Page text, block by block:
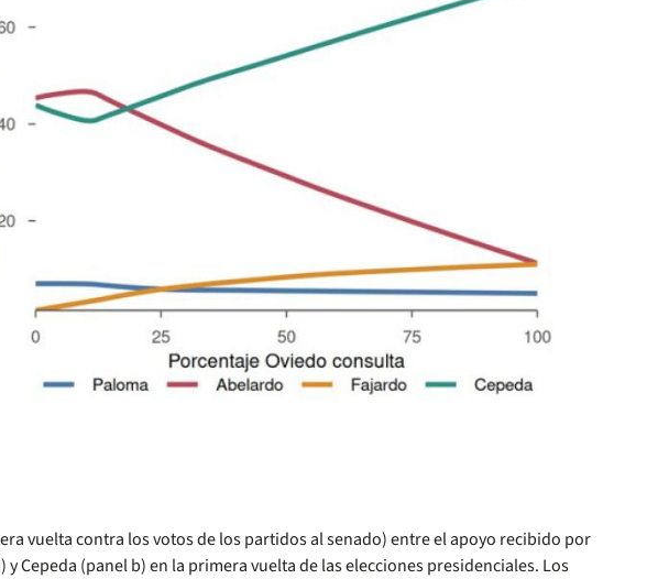
vuelta contra los votos de los partidos al senado) entre el apoyo recibido por
Cepeda (panel b) en la primera vuelta de las elecciones presidenciales. Los